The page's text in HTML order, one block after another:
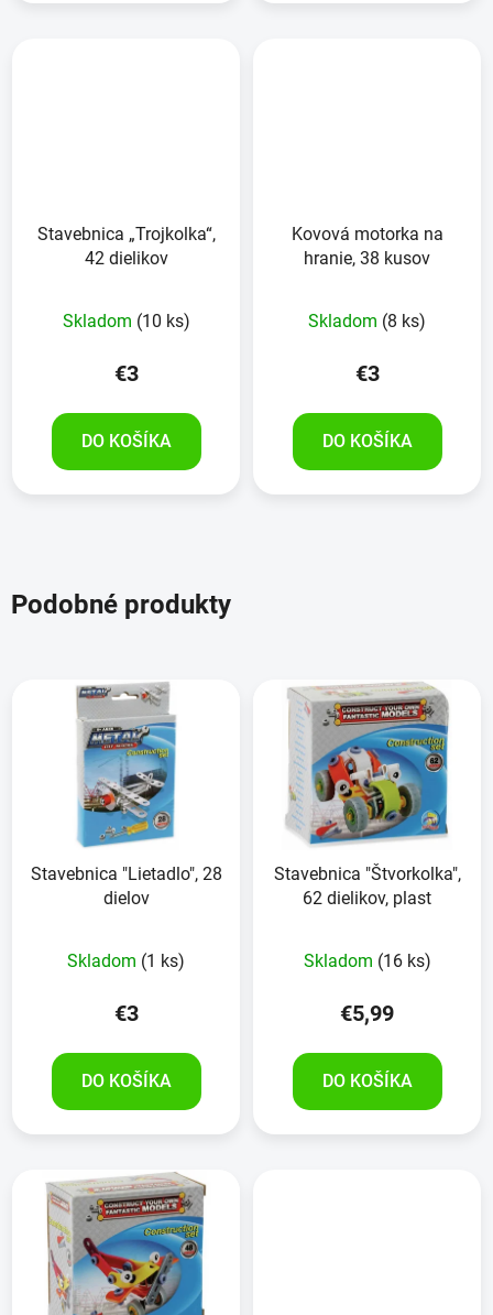
Stavebnica „Trojkolka“,
42 dielikov
Skladom (10 ks)
€3
DO KOŠÍKA
Kovová motorka na
hranie, 38 kusov
Skladom (8 ks)
€3
DO KOŠÍKA
Podobné produkty
Stavebnica "Lietadlo", 28
dielov
Skladom (1 ks)
€3
DO KOŠÍKA
Stavebnica "Štvorkolka",
62 dielikov, plast
Skladom (16 ks)
€5,99
DO KOŠÍKA